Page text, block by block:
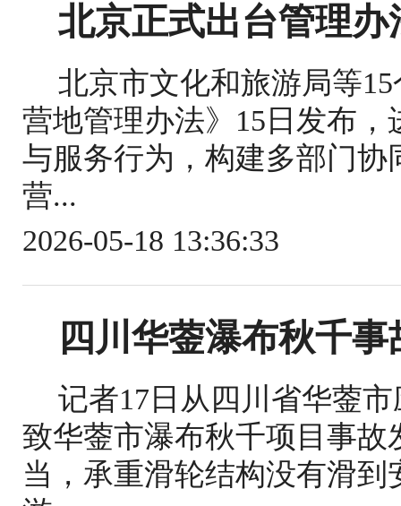
北京正式出台管理
北京市文化和旅游局等
营地管理办法》15日发布
与服务行为，构建多部门
营...
2026-05-18 13:36:33
四川华蓥瀑布秋千
记者17日从四川省华蓥
致华蓥市瀑布秋千项目事
当，承重滑轮结构没有滑